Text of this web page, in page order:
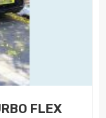
FLEX